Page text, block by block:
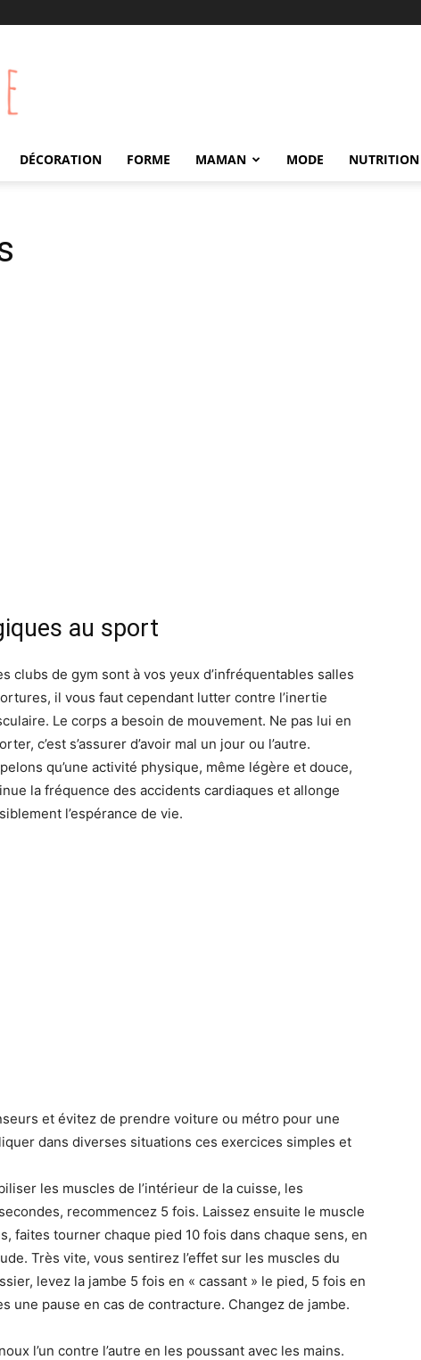
DÉCORATION FORME MAMAN MODE NUTRITION
au sport
clubs de gym sont à vos yeux d’infréquentables salles
il vous faut cependant lutter contre l’inertie
Le corps a besoin de mouvement. Ne pas lui en
c’est s’assurer d’avoir mal un jour ou l’autre.
qu’une activité physique, même légère et douce,
la fréquence des accidents cardiaques et allonge
l’espérance de vie.
et évitez de prendre voiture ou métro pour une
dans diverses situations ces exercices simples et
les muscles de l’intérieur de la cuisse, les
recommencez 5 fois. Laissez ensuite le muscle
faites tourner chaque pied 10 fois dans chaque sens, en
Très vite, vous sentirez l’effet sur les muscles du
levez la jambe 5 fois en « cassant » le pied, 5 fois en
une pause en cas de contracture. Changez de jambe.
l’un contre l’autre en les poussant avec les mains.